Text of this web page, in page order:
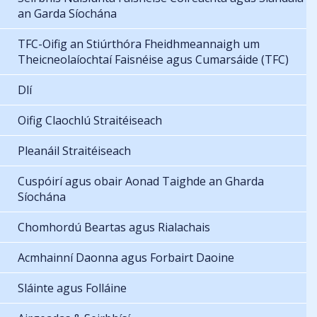
an Garda Síochána
TFC-Oifig an Stiúrthóra Fheidhmeannaigh um
Theicneolaíochtaí Faisnéise agus Cumarsáide (TFC)
Dlí
Oifig Claochlú Straitéiseach
Pleanáil Straitéiseach
Cuspóirí agus obair Aonad Taighde an Gharda
Síochána
Chomhordú Beartas agus Rialachais
Acmhainní Daonna agus Forbairt Daoine
Sláinte agus Folláine